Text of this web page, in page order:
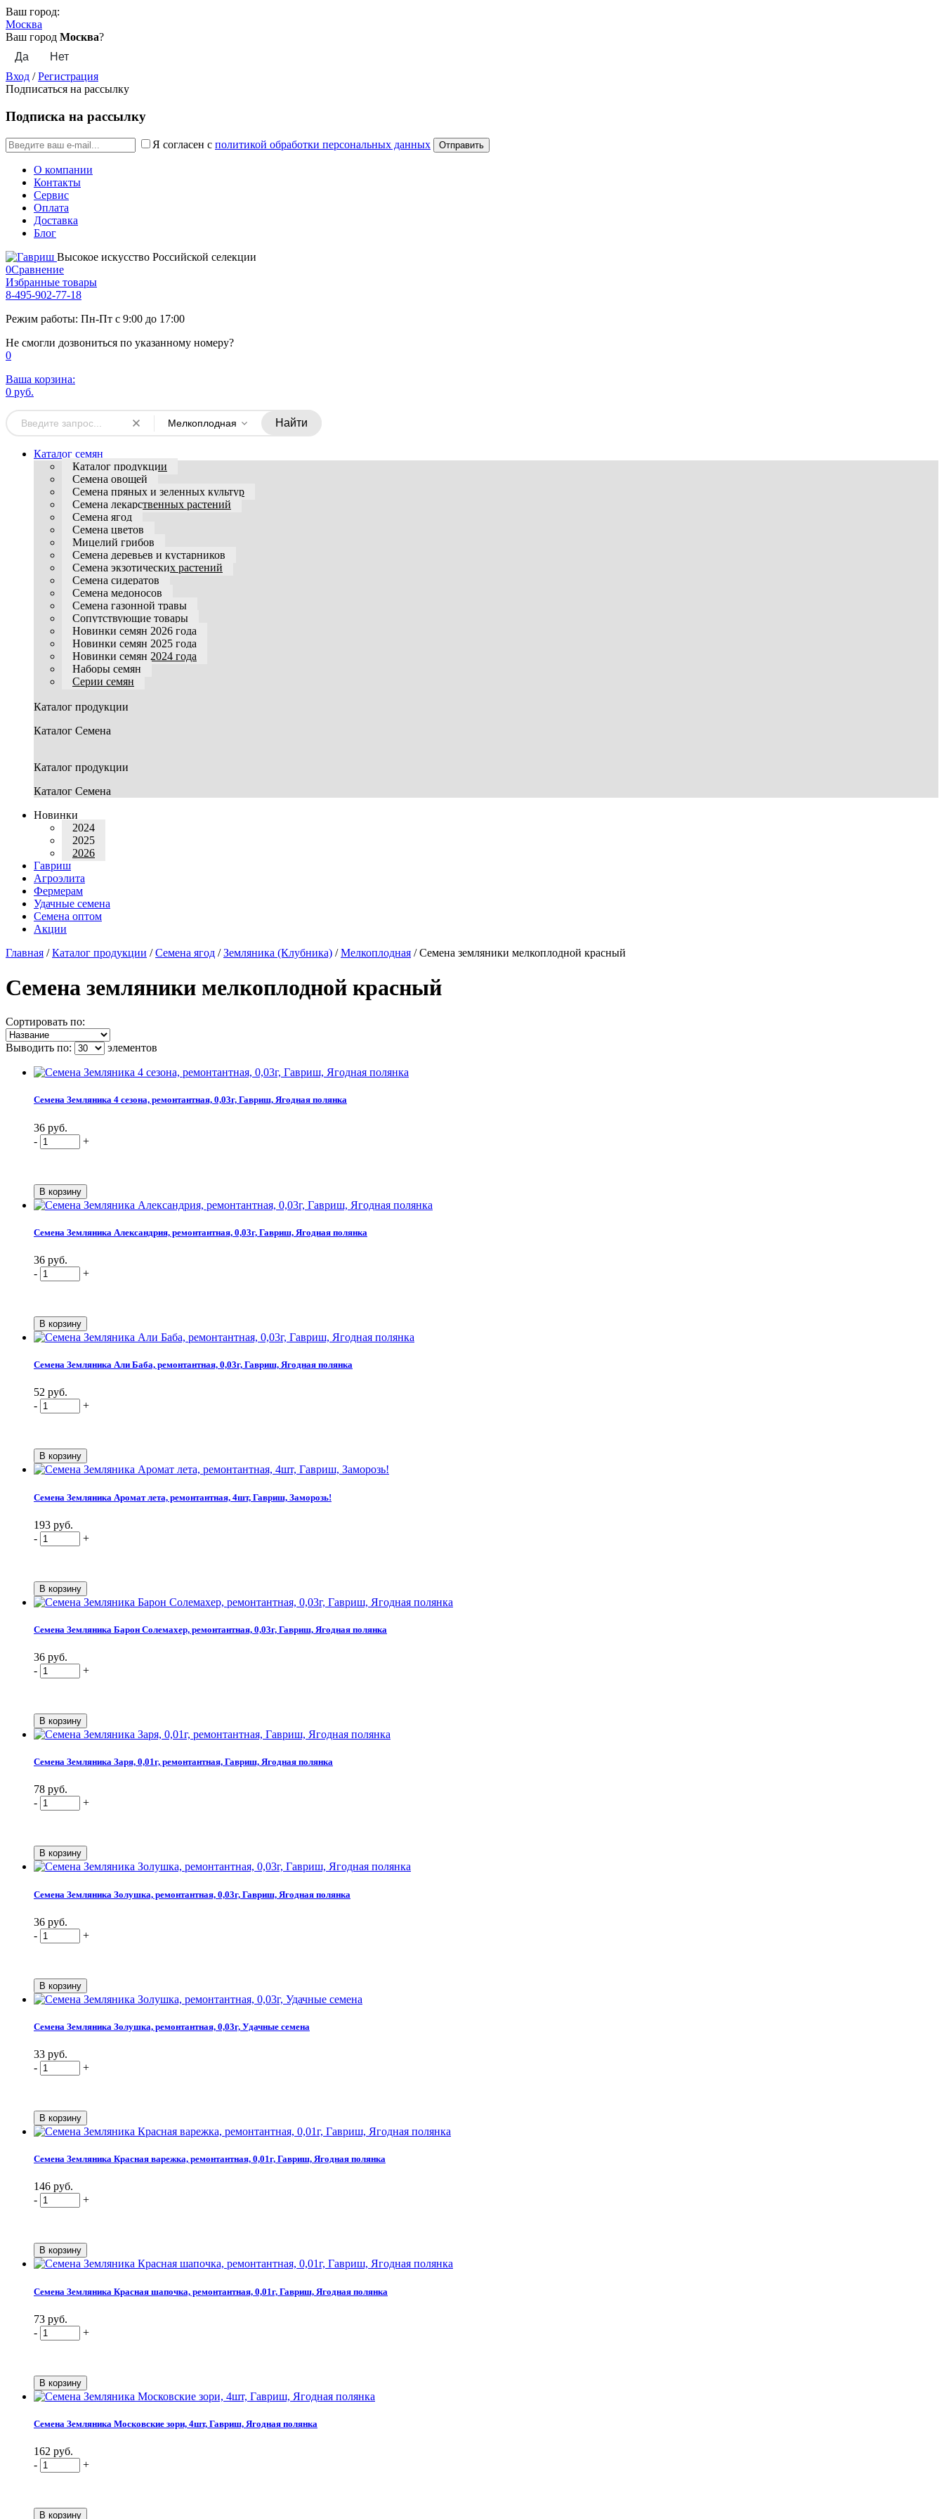
Ваш город:
Москва
Ваш город Москва?
Вход /Регистрация
Подписаться на рассылку
Подписка на рассылку
Я согласен с политикой обработки персональных данных
О компании
Контакты
Сервис
Оплата
Доставка
Блог
Высокое искусство Российской селекции
0Сравнение
Избранные товары
8-495-902-77-18
Режим работы: Пн-Пт с 9:00 до 17:00
Не смогли дозвониться по указанному номеру?
0
Ваша корзина:
0 руб.
Мелкоплодная Найти
Каталог семян
Каталог продукции
Семена овощей
Семена пряных и зеленных культур
Семена лекарственных растений
Семена ягод
Семена цветов
Мицелий грибов
Семена деревьев и кустарников
Семена экзотических растений
Семена сидератов
Семена медоносов
Семена газонной травы
Сопутствующие товары
Новинки семян 2026 года
Новинки семян 2025 года
Новинки семян 2024 года
Наборы семян
Серии семян
Каталог продукции
Каталог Семена
Каталог продукции
Каталог Семена
Новинки
2024
2025
2026
Гавриш
Агроэлита
Фермерам
Удачные семена
Семена оптом
Акции
Главная /Каталог продукции /Семена ягод /Земляника (Клубника) /Мелкоплодная /Семена земляники мелкоплодной красный
Семена земляники мелкоплодной красный
Сортировать по:
Выводить по: элементов
Семена Земляника 4 сезона, ремонтантная, 0,03г, Гавриш, Ягодная полянка
36 руб.
-
+
Семена Земляника Александрия, ремонтантная, 0,03г, Гавриш, Ягодная полянка
36 руб.
-
+
Семена Земляника Али Баба, ремонтантная, 0,03г, Гавриш, Ягодная полянка
52 руб.
-
+
Семена Земляника Аромат лета, ремонтантная, 4шт, Гавриш, Заморозь!
193 руб.
-
+
Семена Земляника Барон Солемахер, ремонтантная, 0,03г, Гавриш, Ягодная полянка
36 руб.
-
+
Семена Земляника Заря, 0,01г, ремонтантная, Гавриш, Ягодная полянка
78 руб.
-
+
Семена Земляника Золушка, ремонтантная, 0,03г, Гавриш, Ягодная полянка
36 руб.
-
+
Семена Земляника Золушка, ремонтантная, 0,03г, Удачные семена
33 руб.
-
+
Семена Земляника Красная варежка, ремонтантная, 0,01г, Гавриш, Ягодная полянка
146 руб.
-
+
Семена Земляника Красная шапочка, ремонтантная, 0,01г, Гавриш, Ягодная полянка
73 руб.
-
+
Семена Земляника Московские зори, 4шт, Гавриш, Ягодная полянка
162 руб.
-
+